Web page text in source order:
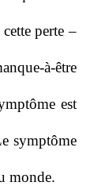
perte –
à-être
est
symptôme
monde.